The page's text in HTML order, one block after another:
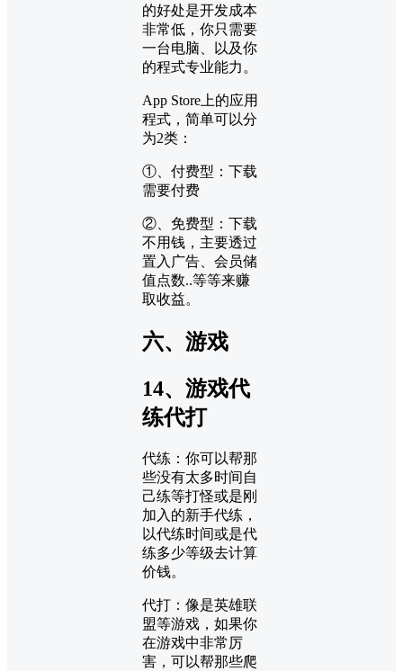
的好处是开发成本
非常低，你只需要
一台电脑、以及你
的程式专业能力。
App Store上的应用
程式，简单可以分
为2类：
①、付费型：下载
需要付费
②、免费型：下载
不用钱，主要透过
置入广告、会员储
值点数..等等来赚
取收益。
六、游戏
14、游戏代
练代打
代练：你可以帮那
些没有太多时间自
己练等打怪或是刚
加入的新手代练，
以代练时间或是代
练多少等级去计算
价钱。
代打：像是英雄联
盟等游戏，如果你
在游戏中非常厉
害，可以帮那些爬